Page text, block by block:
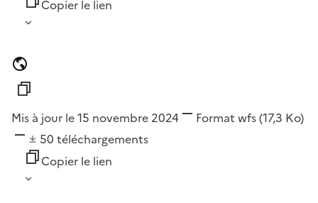
Copier le lien
Mis à jour le 15 novembre 2024 Format wfs(17,3 Ko)
50 téléchargements
Copier le lien